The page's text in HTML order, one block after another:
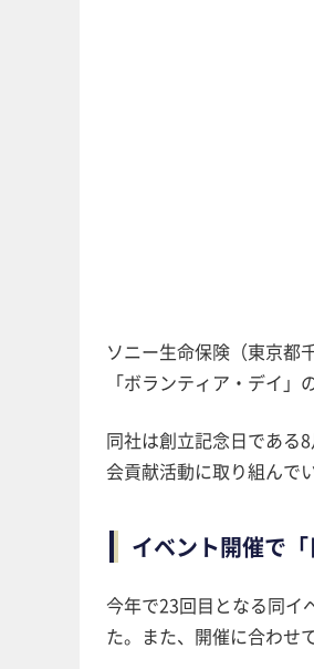
ソニー生命保険（東京都
「ボランティア・デイ」
同社は創立記念日である
会貢献活動に取り組んでい
イベント開催で
今年で23回目となる同イ
た。また、開催に合わせ